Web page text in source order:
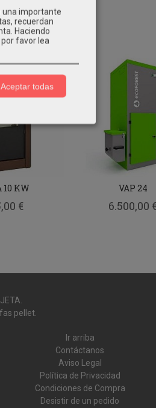
10 KW
€
VAP 24
6.500,00
pellet.
Ir arriba
Contáctanos
Aviso Legal
Política de Privacidad
Condiciones de Compra
Desistir de un pedido
una importante
recuerdan
Haciendo
favor lea
Aceptar todas